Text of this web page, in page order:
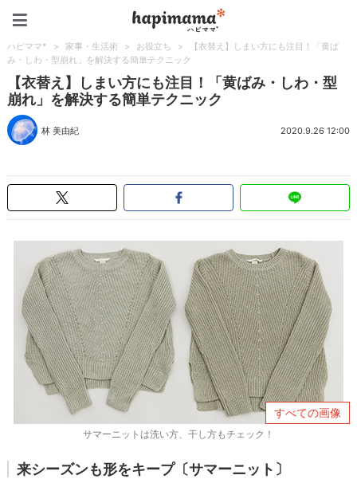
ハピママ* > 家事・生活術 > お役立ち >
【衣替え】しまい方にも注目！「黄ば
み・しわ・型崩れ」を解決する簡単テクニック
【衣替え】しまい方にも注目！「黄ばみ・しわ・型
崩れ」を解決する簡単テクニック
林 美由紀 2020.9.26 12:00
すべての画像
サマーニットは洗い方、干し方もチェック！
来シーズンも形をキープ〔サマーニット〕